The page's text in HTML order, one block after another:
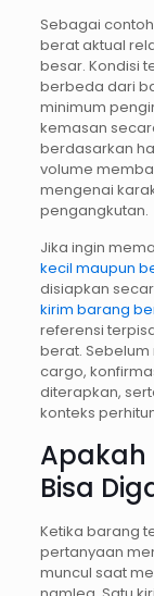
Sebagai
berat aktual
besar. Kondisi
berbeda dari
minimum
kemasan
berdasarkan
volume
mengenai
pengangkutan.
Jika ingin
kecil maupun
disiapkan
kirim barang
referensi
berat.
cargo,
diterapkan,
konteks
Apakah
Bisa
Ketika barang
pertanyaan
muncul saat